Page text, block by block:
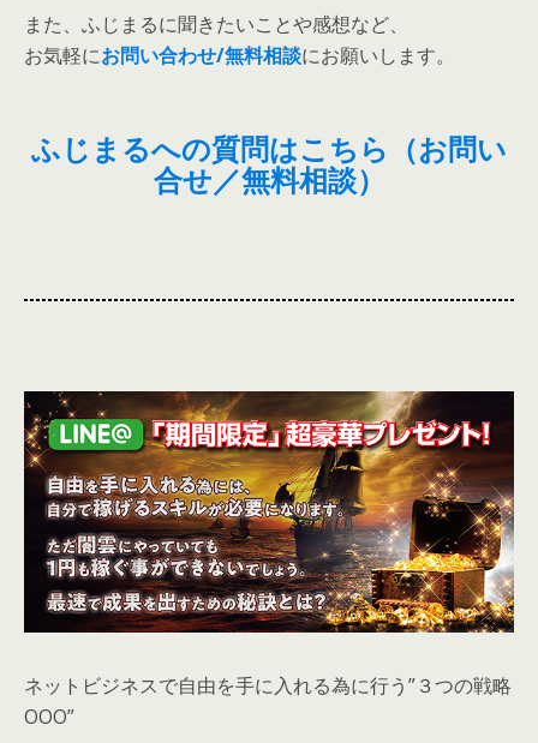
また、ふじまるに聞きたいことや感想など、
お気軽にお問い合わせ/無料相談にお願いします。
ふじまるへの質問はこちら（お問い
合せ／無料相談）
ネットビジネスで自由を手に入れる為に行う”３つの戦略
OOO”